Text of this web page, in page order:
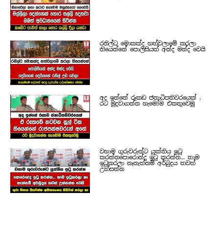
රනිල්ට මොකක්ද හත්වලාමේ කරලා
තියෙන්නේ පොලිසියත් අන්ද මන්ද වෙයි
අද ඉන්නේ රූකඩ ජනාධිපතිවරයෙක් ,
රට මුදවාගන්න හැමෝම එකතුවෙමු
වහාම ගුරුවරුන්ට යුක්තිය ඉටු
කරන්නපොරොන්දු ඉටු කරන්න... තාම
ඉටුකරලා නෑනැත්නම් අර්බුදය තවත්
උත්සන්න